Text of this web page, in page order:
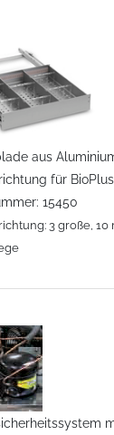
aus
für
15450
3 große,